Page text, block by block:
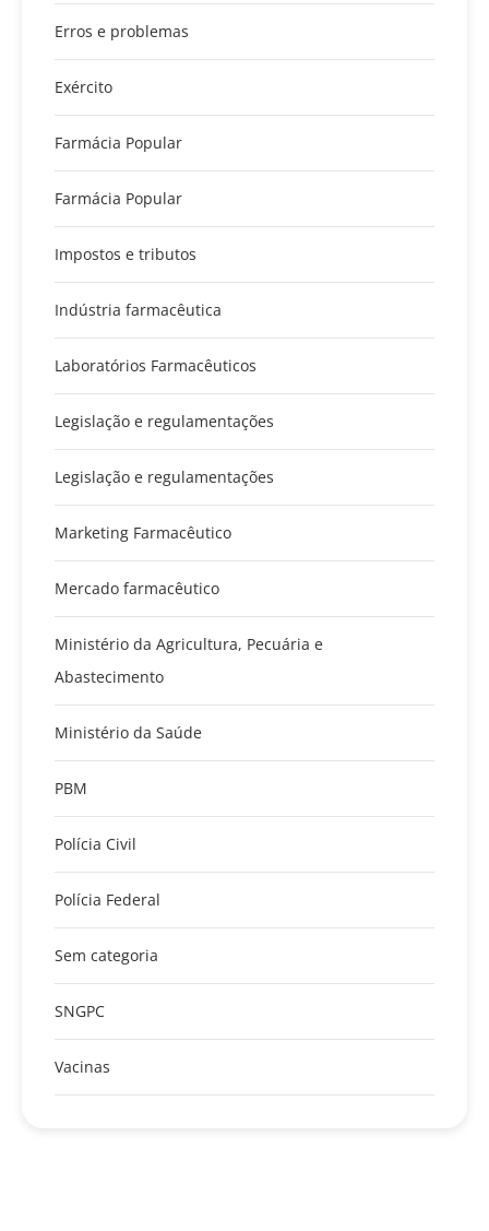
Erros e problemas
Exército
Farmácia Popular
Farmácia Popular
Impostos e tributos
Indústria farmacêutica
Laboratórios Farmacêuticos
Legislação e regulamentações
Legislação e regulamentações
Marketing Farmacêutico
Mercado farmacêutico
Ministério da Agricultura, Pecuária e
Abastecimento
Ministério da Saúde
PBM
Polícia Civil
Polícia Federal
Sem categoria
SNGPC
Vacinas